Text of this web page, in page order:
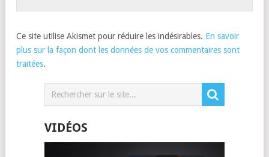
Ce site utilise Akismet pour réduire les indésirables. En savoir
plus sur la façon dont les données de vos commentaires sont
traitées.
VIDÉOS